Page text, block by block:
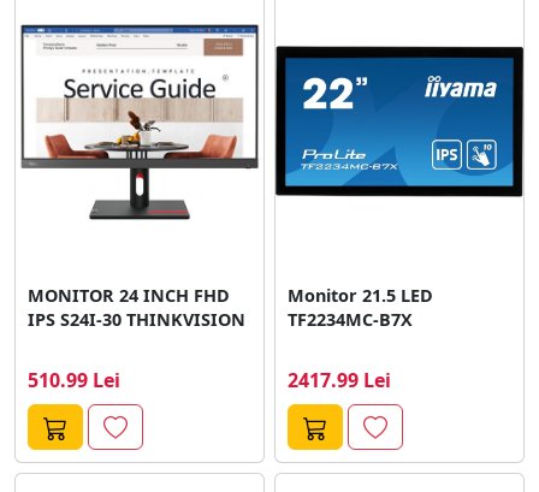
MONITOR 24 INCH FHD
IPS S24I-30 THINKVISION
510.99 Lei
Monitor 21.5 LED
TF2234MC-B7X
2417.99 Lei